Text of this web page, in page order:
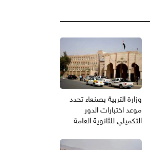
وزارة التربية بصنعاء تحدد
موعد اختبارات الدور
التكميلي للثانوية العامة